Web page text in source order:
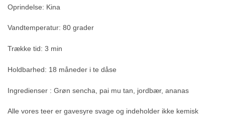
Oprindelse: Kina
Vandtemperatur: 80 grader
Trække tid: 3 min
Holdbarhed: 18 måneder i te dåse
Ingredienser : Grøn sencha, pai mu tan, jordbær, ananas
Alle vores teer er gavesyre svage og indeholder ikke kemisk